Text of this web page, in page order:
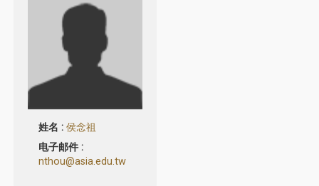
姓名 :侯念祖
电子邮件 :
nthou@asia.edu.tw